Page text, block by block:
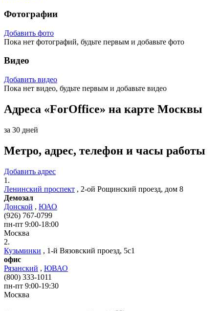
Фотографии
Добавить фото
Пока нет фотографий, будьте первым и добавьте фото
Видео
Добавить видео
Пока нет видео, будьте первым и добавьте видео
Адреса «ForOffice» на карте Москвы
за 30 дней
Метро, адрес, телефон и часы работы
Добавить адрес
1.
Ленинский проспект , 2-ой Рощинский проезд, дом 8
Демозал
Донской , ЮАО
(926) 767-0799
пн-пт 9:00-18:00
Москва
2.
Кузьминки , 1-й Вязовский проезд, 5с1
офис
Рязанский , ЮВАО
(800) 333-1011
пн-пт 9:00-19:30
Москва